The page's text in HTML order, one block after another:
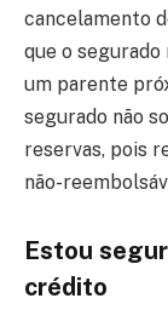
cancelamento
que o segurado
um parente
segurado não
reservas, pois
não-
Estou
crédito